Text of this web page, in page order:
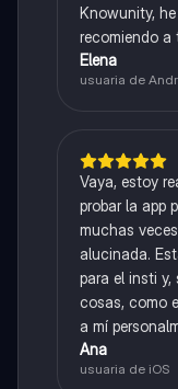
Knowunity,
recomiendo a
Elena
usuaria de
Vaya, estoy
probar la app
muchas
alucinada.
para el insti y,
cosas, como
a mí
Ana
usuaria de iOS